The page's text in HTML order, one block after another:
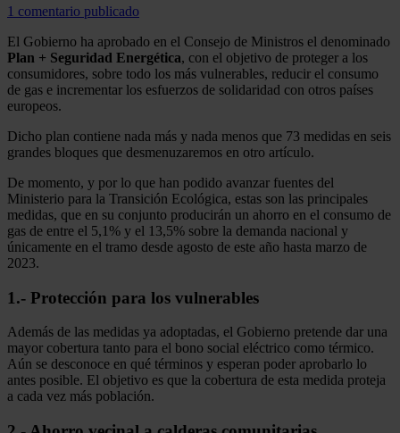
1 comentario publicado
El Gobierno ha aprobado en el Consejo de Ministros el denominado
Plan + Seguridad Energética, con el objetivo de proteger a los
consumidores, sobre todo los más vulnerables, reducir el consumo
de gas e incrementar los esfuerzos de solidaridad con otros países
europeos.
Dicho plan contiene nada más y nada menos que 73 medidas en seis
grandes bloques que desmenuzaremos en otro artículo.
De momento, y por lo que han podido avanzar fuentes del
Ministerio para la Transición Ecológica, estas son las principales
medidas, que en su conjunto producirán un ahorro en el consumo de
gas de entre el 5,1% y el 13,5% sobre la demanda nacional y
únicamente en el tramo desde agosto de este año hasta marzo de
2023.
1.- Protección para los vulnerables
Además de las medidas ya adoptadas, el Gobierno pretende dar una
mayor cobertura tanto para el bono social eléctrico como térmico.
Aún se desconoce en qué términos y esperan poder aprobarlo lo
antes posible. El objetivo es que la cobertura de esta medida proteja
a cada vez más población.